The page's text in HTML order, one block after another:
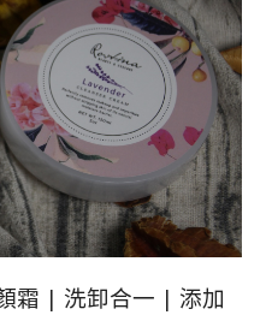
霜 | 洗卸合一 | 添加